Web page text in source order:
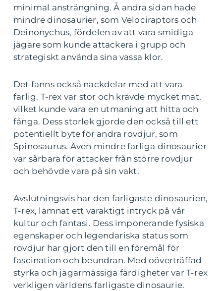
minimal ansträngning. Å andra sidan hade
mindre dinosaurier, som Velociraptors och
Deinonychus, fördelen av att vara smidiga
jägare som kunde attackera i grupp och
strategiskt använda sina vassa klor.
Det fanns också nackdelar med att vara
farlig. T-rex var stor och krävde mycket mat,
vilket kunde vara en utmaning att hitta och
fånga. Dess storlek gjorde den också till ett
potentiellt byte för andra rovdjur, som
Spinosaurus. Även mindre farliga dinosaurier
var sårbara för attacker från större rovdjur
och behövde vara på sin vakt.
Avslutningsvis har den farligaste dinosaurien,
T-rex, lämnat ett varaktigt intryck på vår
kultur och fantasi. Dess imponerande fysiska
egenskaper och legendariska status som
rovdjur har gjort den till en föremål för
fascination och beundran. Med oöverträffad
styrka och jägarmässiga färdigheter var T-rex
verkligen världens farligaste dinosaurie.